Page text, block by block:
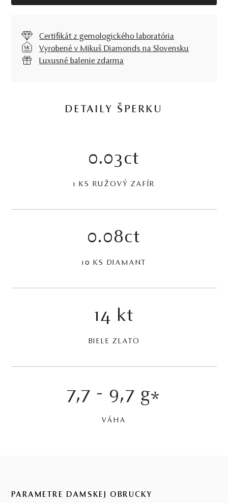
Certifikát z gemologického laboratória
Vyrobené v Mikuš Diamonds na Slovensku
Luxusné balenie zdarma
DETAILY ŠPERKU
0.03ct
1 KS RUŽOVÝ ZAFÍR
0.08ct
10 KS DIAMANT
14 kt
BIELE ZLATO
7,7 - 9,7 g*
VÁHA
PARAMETRE DÁMSKEJ OBRÚČKY